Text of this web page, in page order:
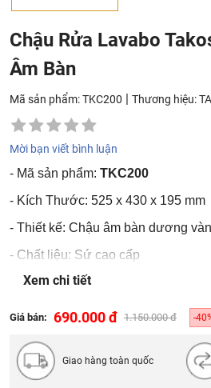
Chậu Rửa Lavabo
Âm Bàn
Mã sản phẩm: TKC200 | Thương hiệu:
Mời bạn viết bình luận
- Mã sản phẩm: TKC200
- Kích Thước: 525 x 430 x 195 mm
- Thiết kế: Chậu âm bàn dương
- Chất liệu: Sứ cao cấp
- Bộ xả khuyên dùng: Xi phông
Xem chi tiết
Giá bán: 690.000 đ 1.150.000 đ -
Giao hàng toàn quốc